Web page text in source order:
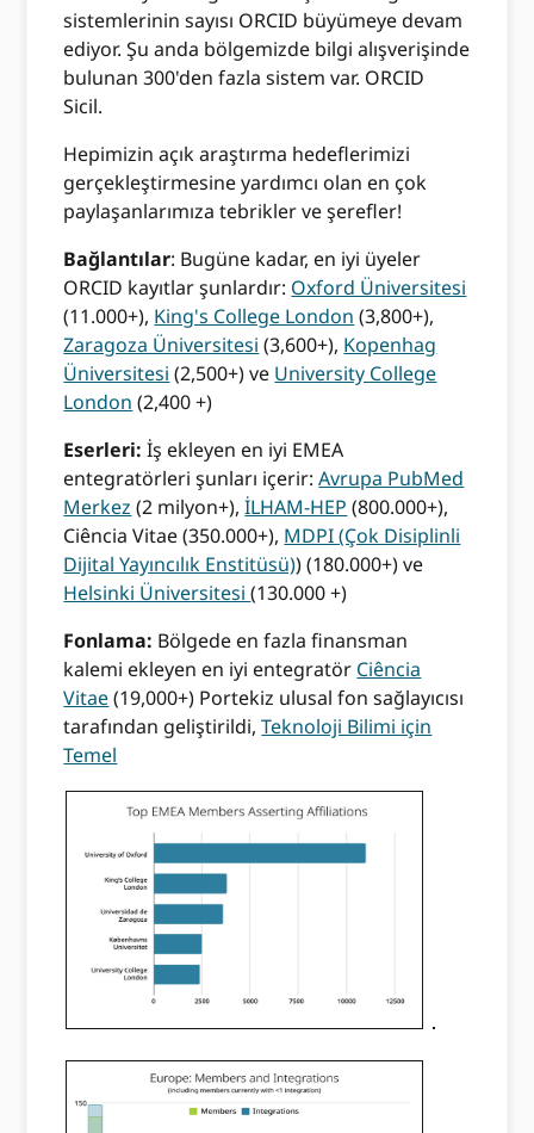
sistemlerinin sayısı ORCID büyümeye devam
ediyor. Şu anda bölgemizde bilgi alışverişinde
bulunan 300'den fazla sistem var. ORCID
Sicil.
Hepimizin açık araştırma hedeflerimizi
gerçekleştirmesine yardımcı olan en çok
paylaşanlarımıza tebrikler ve şerefler!
Bağlantılar: Bugüne kadar, en iyi üyeler
ORCID kayıtlar şunlardır: Oxford Üniversitesi
(11.000+), King's College London (3,800+),
Zaragoza Üniversitesi (3,600+), Kopenhag
Üniversitesi (2,500+) ve University College
London (2,400 +)
Eserleri: İş ekleyen en iyi EMEA
entegratörleri şunları içerir:Avrupa PubMed
Merkez (2 milyon+),İLHAM-HEP (800.000+),
Ciência Vitae (350.000+), MDPI (Çok Disiplinli
Dijital Yayıncılık Enstitüsü)) (180.000+) ve
Helsinki Üniversitesi(130.000 +)
Fonlama: Bölgede en fazla finansman
kalemi ekleyen en iyi entegratör Ciência
Vitae(19,000+) Portekiz ulusal fon sağlayıcısı
tarafından geliştirildi,Teknoloji Bilimi için
Temel